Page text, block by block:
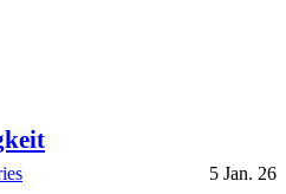
5 Jan. 26